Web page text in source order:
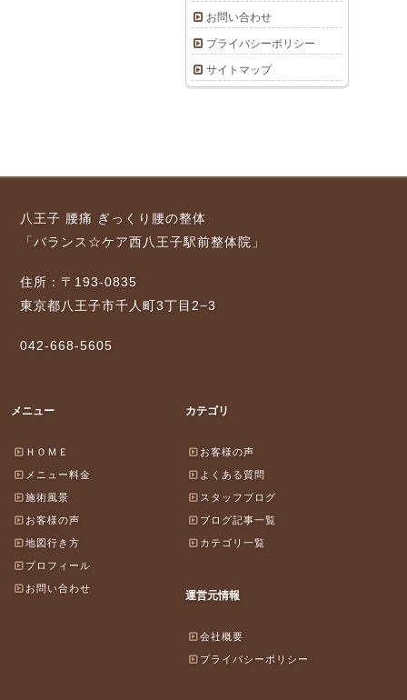
お問い合わせ
プライバシーポリシー
サイトマップ
八王子 腰痛 ぎっくり腰の整体
「バランス☆ケア西八王子駅前整体院」
住所：〒193-0835
東京都八王子市千人町3丁目2−3
042-668-5605
メニュー
ＨＯＭＥ
メニュー料金
施術風景
お客様の声
地図行き方
プロフィール
お問い合わせ
カテゴリ
お客様の声
よくある質問
スタッフブログ
ブログ記事一覧
カテゴリ一覧
運営元情報
会社概要
プライバシーポリシー